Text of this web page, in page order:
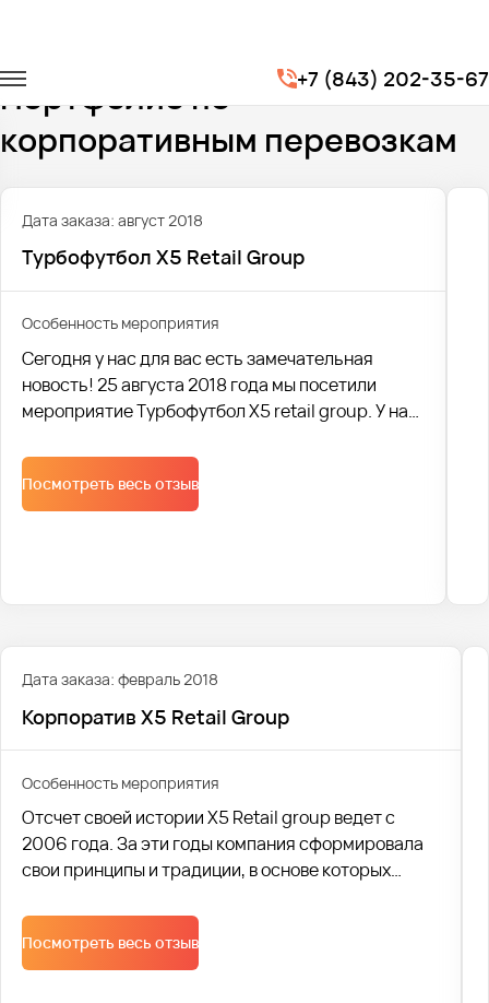
+7 (843) 202-35-67
Корпоративные перевозки
Портфолио по
корпоративным перевозкам
Дата заказа: август 2018
Турбофутбол X5 Retail Group
Особенность мероприятия
Сегодня у нас для вас есть замечательная
новость! 25 августа 2018 года мы посетили
мероприятие Турбофутбол X5 retail group. У нас
порадовать!
Посмотреть весь отзыв
Дата заказа: февраль 2018
Корпоратив X5 Retail Group
Особенность мероприятия
Отсчет своей истории X5 Retail group ведет с
2006 года. За эти годы компания сформировала
свои принципы и традиции, в основе которых
удовлетворение потребностей всех слоев
населения. В настоящее время X5 Retail group
является одной из крупнейших российских
Посмотреть весь отзыв